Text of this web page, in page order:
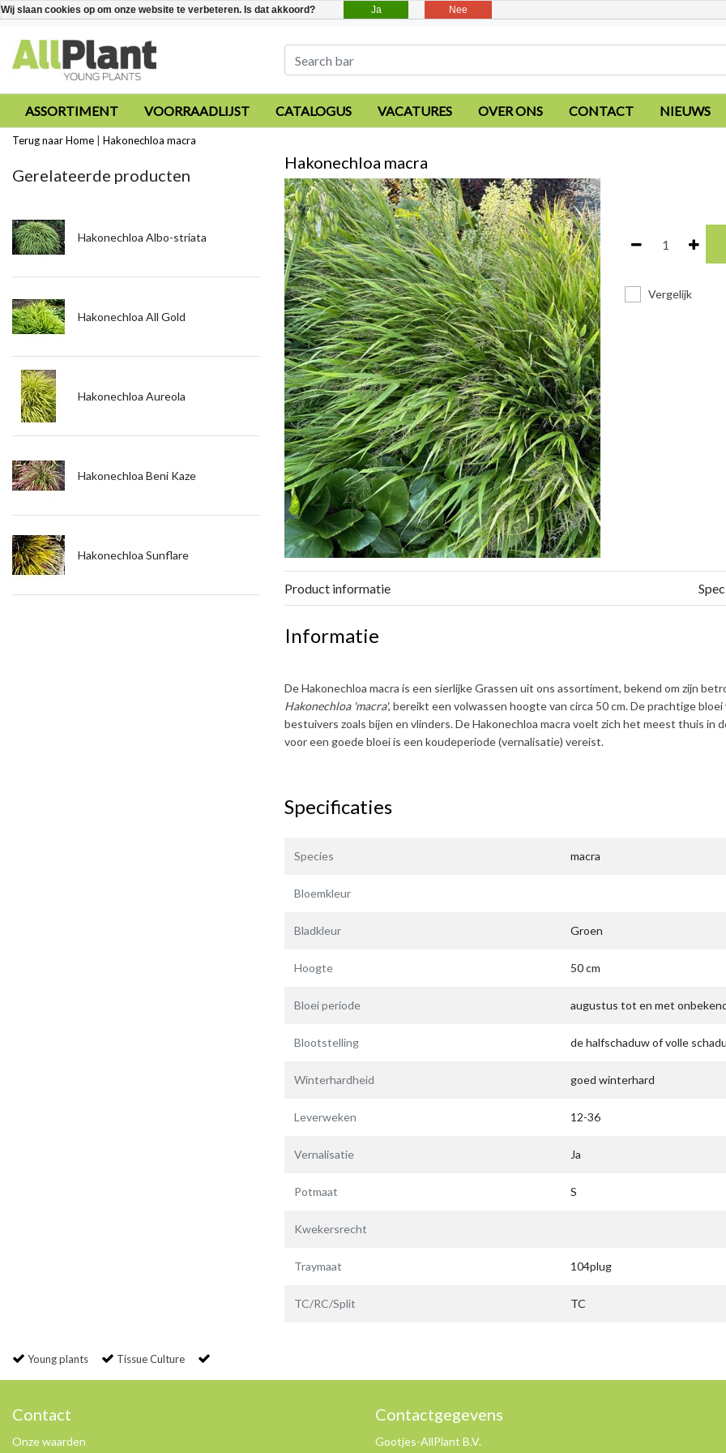
ASSORTIMENT VOORRAADLIJST CATALOGUS VACATURES OVER ONS CONTACT NIEUWS
Terug naar Home Hakonechloa macra
Gerelateerde producten
Hakonechloa Albo-striata
Hakonechloa All Gold
Hakonechloa Aureola
Hakonechloa Beni Kaze
Hakonechloa Sunflare
Hakonechloa macra
Vergelijk
Product informatie
Informatie
DeHakonechloa macra is een sierlijke Grassen uit ons assortiment, bekend om zijn
Hakonechloa 'macra', bereikt een volwassen hoogte van circa 50 cm. De prachtige
bestuivers zoals bijen en vlinders. DeHakonechloa macra voelt zich het meest thuis in
voor een goede bloei is een koudeperiode (vernalisatie) vereist.
Specificaties
Species macra
Bloemkleur
Bladkleur Groen
Hoogte 50 cm
Bloei periode augustus tot en met
Blootstelling de halfschaduw of volle
Winterhardheid goed winterhard
Leverweken 12-36
Vernalisatie Ja
Potmaat S
Kwekersrecht
Traymaat 104plug
TC/RC/Split TC
Young plants Tissue Culture
Contact
Onze waarden
Contactgegevens
Gootjes-AllPlant B.V.
Wij slaan cookies op om onze website te verbeteren. Is dat akkoord? Ja Nee